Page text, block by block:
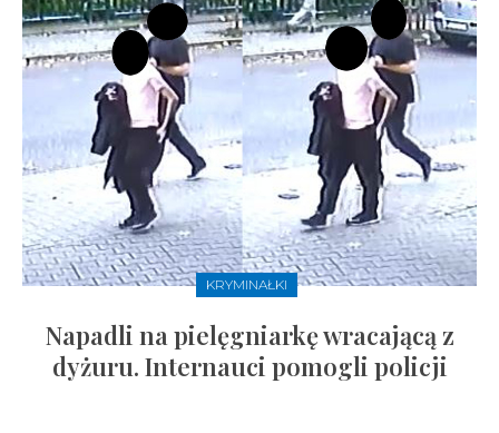
KRYMINAŁKI
Napadli na pielęgniarkę wracającą z
dyżuru. Internauci pomogli policji